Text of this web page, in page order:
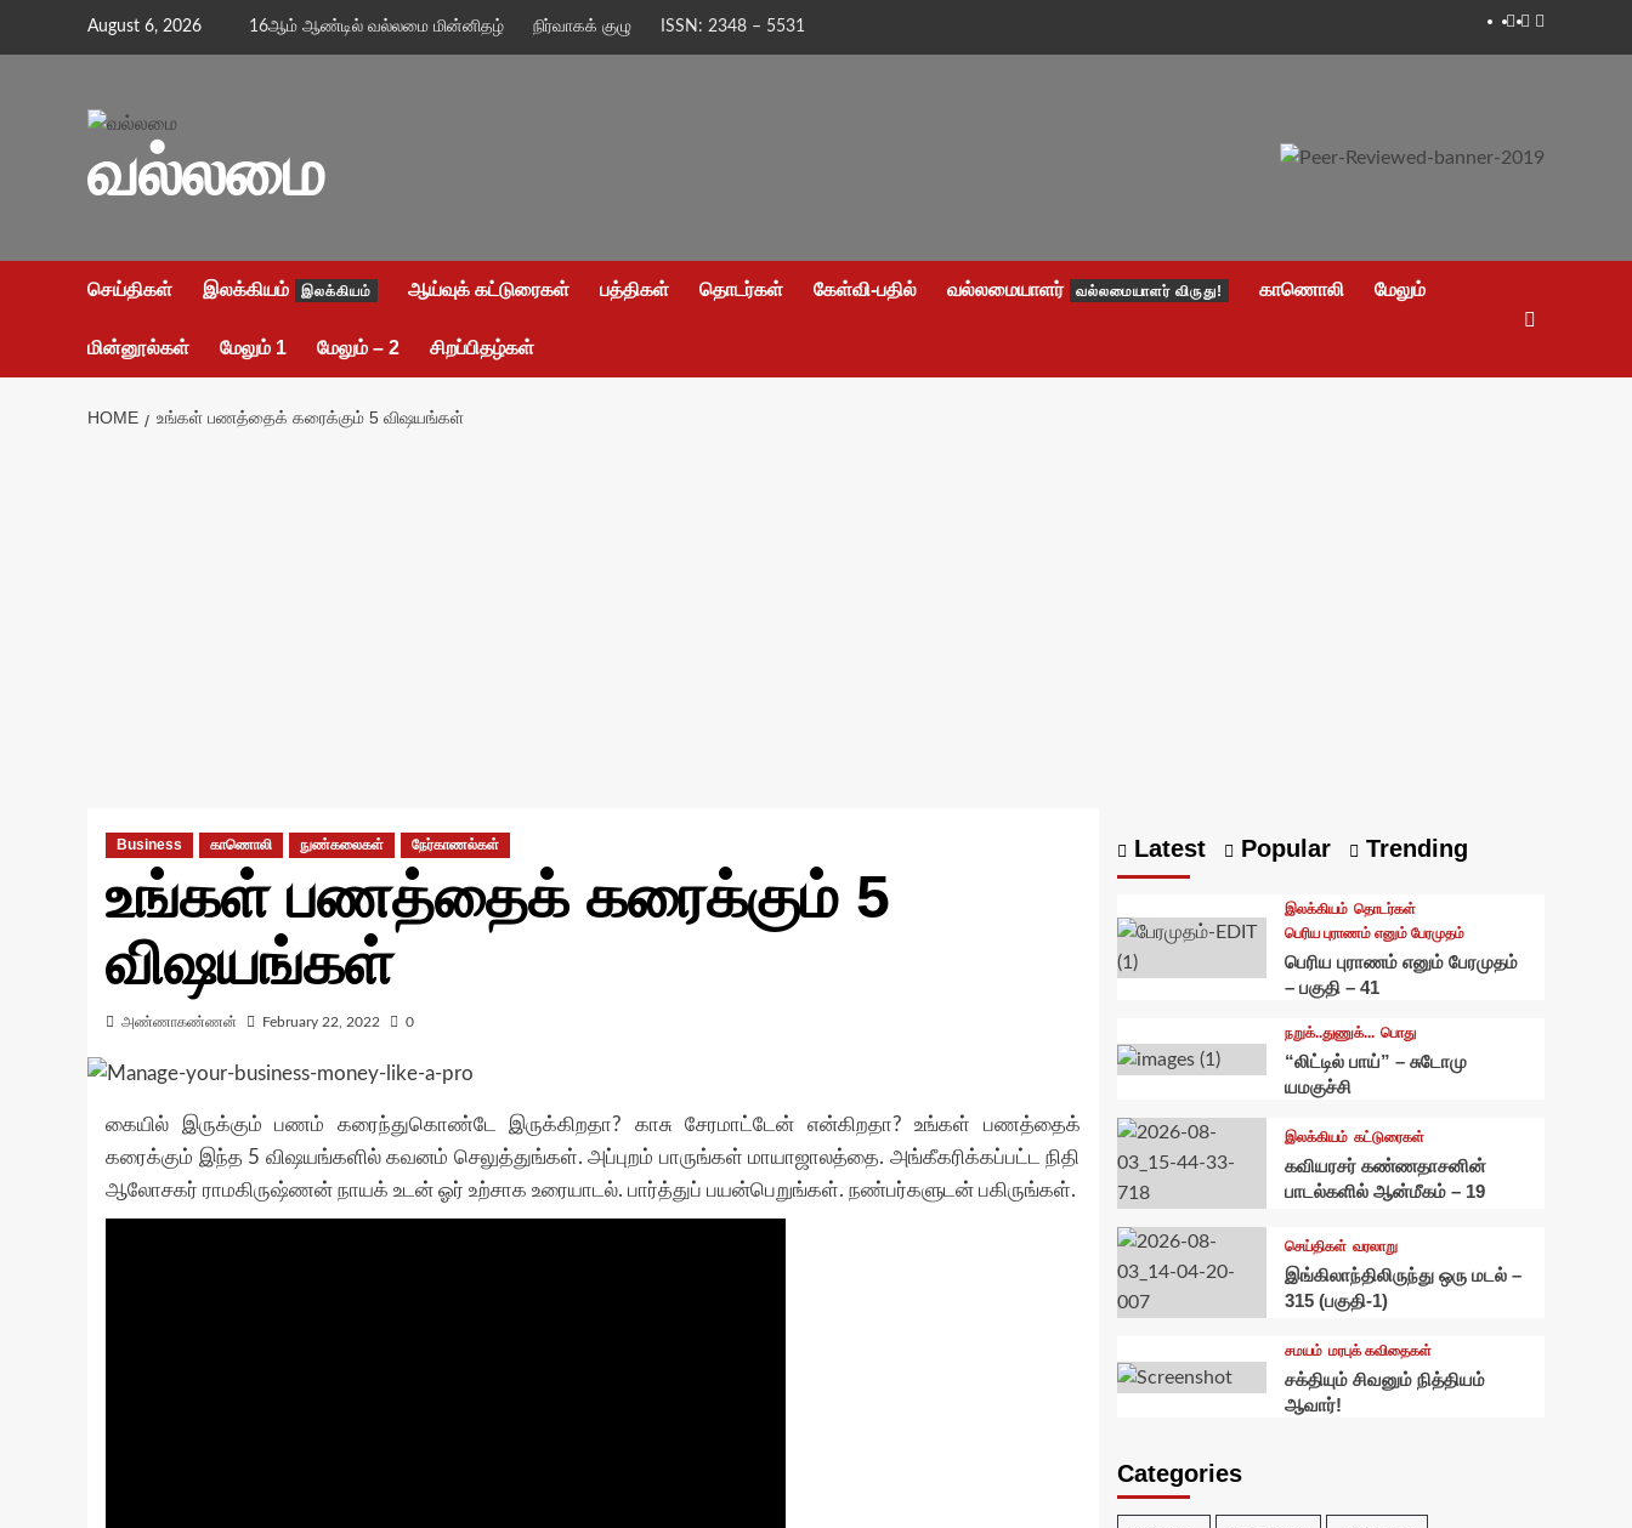
August 6, 2026 16ஆம் ஆண்டில் வல்லமை மின்னிதழ் நிர்வாகக் குழு ISSN: 2348 – 5531 Facebook
Twitter
Youtube
வல்லமை
செய்திகள் இலக்கியம் இலக்கியம் ஆய்வுக் கட்டுரைகள் பத்திகள் தொடர்கள் கேள்வி-பதில் வல்லமையாளர் வல்லமையாளர் விருது! காணொலி மேலும்
மின்னூல்கள் மேலும் 1 மேலும் – 2 சிறப்பிதழ்கள்
HOME உங்கள் பணத்தைக் கரைக்கும் 5 விஷயங்கள்
Business காணொலி நுண்கலைகள் நேர்காணல்கள்
உங்கள் பணத்தைக் கரைக்கும் 5
விஷயங்கள்
அண்ணாகண்ணன் February 22, 2022 0
கையில் இருக்கும் பணம் கரைந்துகொண்டே இருக்கிறதா? காசு சேரமாட்டேன் என்கிறதா? உங்கள் பணத்தைக்
கரைக்கும் இந்த 5 விஷயங்களில் கவனம் செலுத்துங்கள். அப்புறம் பாருங்கள் மாயாஜாலத்தை. அங்கீகரிக்கப்பட்ட நிதி
ஆலோசகர் ராமகிருஷ்ணன் நாயக் உடன் ஓர் உற்சாக உரையாடல். பார்த்துப் பயன்பெறுங்கள். நண்பர்களுடன் பகிருங்கள்.
Latest Popular Trending
இலக்கியம் தொடர்கள்
பெரிய புராணம் எனும் பேரமுதம்
பெரிய புராணம் எனும் பேரமுதம்
– பகுதி – 41
நறுக்..துணுக்... பொது
“லிட்டில் பாய்” – சுடோமு
யமகுச்சி
இலக்கியம் கட்டுரைகள்
கவியரசர் கண்ணதாசனின்
பாடல்களில் ஆன்மீகம் – 19
செய்திகள் வரலாறு
இங்கிலாந்திலிருந்து ஒரு மடல் –
315 (பகுதி-1)
சமயம் மரபுக் கவிதைகள்
சக்தியும் சிவனும் நித்தியம்
ஆவார்!
Categories